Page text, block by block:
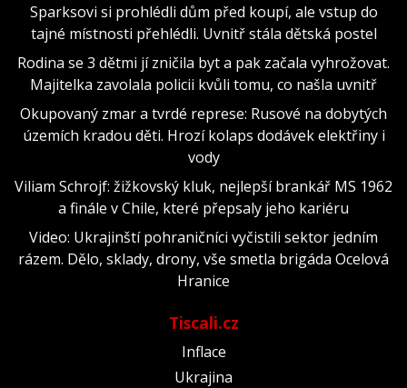
Sparksovi si prohlédli dům před koupí, ale vstup do
tajné místnosti přehlédli. Uvnitř stála dětská postel
Rodina se 3 dětmi jí zničila byt a pak začala vyhrožovat.
Majitelka zavolala policii kvůli tomu, co našla uvnitř
Okupovaný zmar a tvrdé represe: Rusové na dobytých
územích kradou děti. Hrozí kolaps dodávek elektřiny i
vody
Viliam Schrojf: žižkovský kluk, nejlepší brankář MS 1962
a finále v Chile, které přepsaly jeho kariéru
Video: Ukrajinští pohraničníci vyčistili sektor jedním
rázem. Dělo, sklady, drony, vše smetla brigáda Ocelová
Hranice
Tiscali.cz
Inflace
Ukrajina